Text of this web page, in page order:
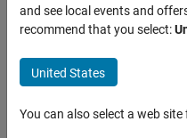
配列イ
ンデッ
クスの
エラー
メッセ
and see local events and
recommend that you select:
United States
You can also select a web